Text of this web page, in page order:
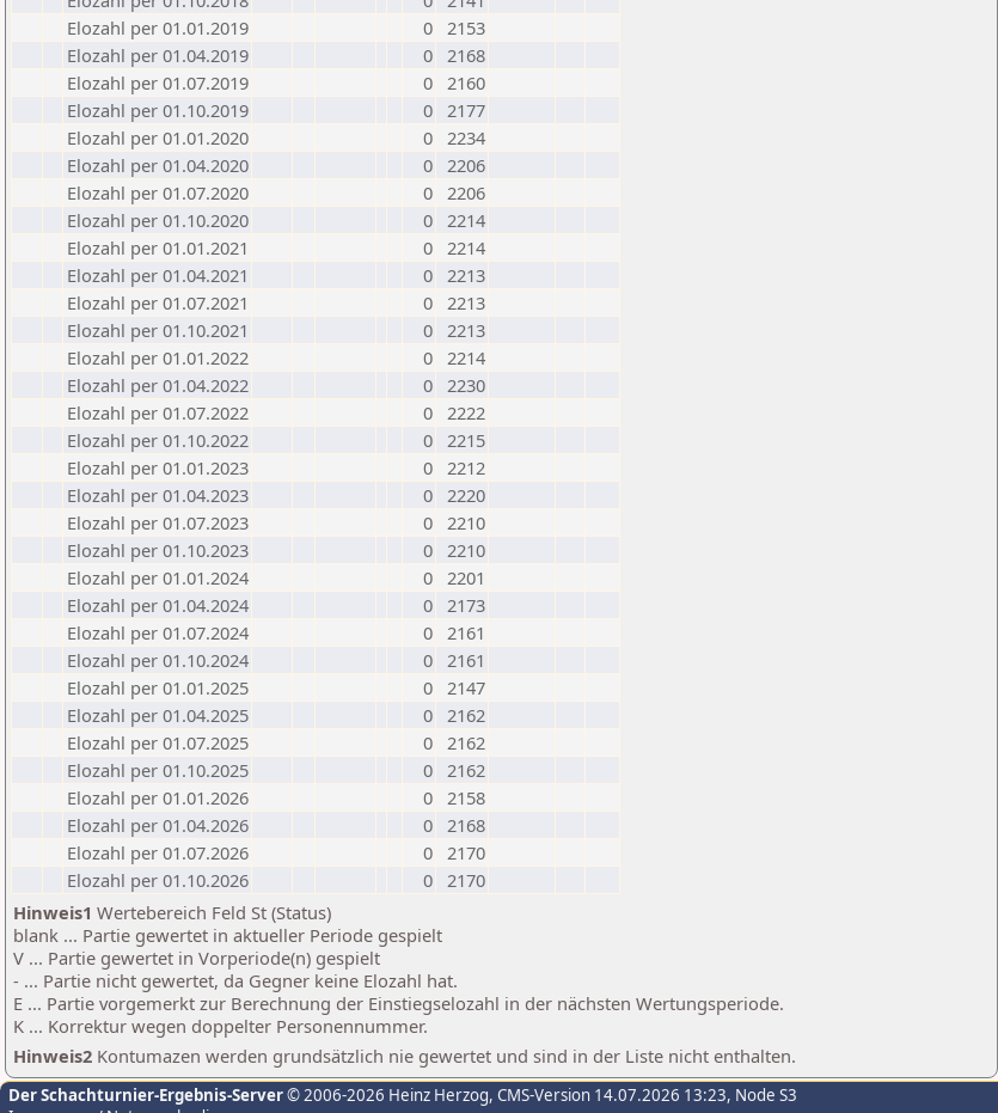
Elozahl per 01.01.2019
0 2153
Elozahl per 01.04.2019
0 2168
Elozahl per 01.07.2019
0 2160
Elozahl per 01.10.2019
0 2177
Elozahl per 01.01.2020
0 2234
Elozahl per 01.04.2020
0 2206
Elozahl per 01.07.2020
0 2206
Elozahl per 01.10.2020
0 2214
Elozahl per 01.01.2021
0 2214
Elozahl per 01.04.2021
0 2213
Elozahl per 01.07.2021
0 2213
Elozahl per 01.10.2021
0 2213
Elozahl per 01.01.2022
0 2214
Elozahl per 01.04.2022
0 2230
Elozahl per 01.07.2022
0 2222
Elozahl per 01.10.2022
0 2215
Elozahl per 01.01.2023
0 2212
Elozahl per 01.04.2023
0 2220
Elozahl per 01.07.2023
0 2210
Elozahl per 01.10.2023
0 2210
Elozahl per 01.01.2024
0 2201
Elozahl per 01.04.2024
0 2173
Elozahl per 01.07.2024
0 2161
Elozahl per 01.10.2024
0 2161
Elozahl per 01.01.2025
0 2147
Elozahl per 01.04.2025
0 2162
Elozahl per 01.07.2025
0 2162
Elozahl per 01.10.2025
0 2162
Elozahl per 01.01.2026
0 2158
Elozahl per 01.04.2026
0 2168
Elozahl per 01.07.2026
0 2170
Elozahl per 01.10.2026
0 2170
Hinweis1 Wertebereich Feld St (Status)
blank ... Partie gewertet in aktueller Periode gespielt
V ... Partie gewertet in Vorperiode(n) gespielt
- ... Partie nicht gewertet, da Gegner keine Elozahl hat.
E ... Partie vorgemerkt zur Berechnung der Einstiegselozahl in der nächsten Wertungsperiode.
K ... Korrektur wegen doppelter Personennummer.
Hinweis2 Kontumazen werden grundsätzlich nie gewertet und sind in der Liste nicht enthalten.
Der Schachturnier-Ergebnis-Server© 2006-2026 Heinz Herzog, CMS-Version 14.07.2026 13:23, Node S3